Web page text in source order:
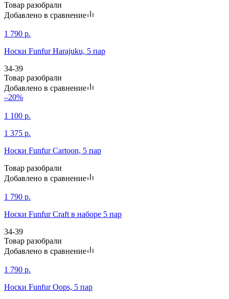
Товар разобрали
Добавлено в сравнение
1 790 р.
Носки Funfur Harajuku, 5 пар
34-39
Товар разобрали
Добавлено в сравнение
–20%
1 100 р.
1 375 р.
Носки Funfur Cartoon, 5 пар
Товар разобрали
Добавлено в сравнение
1 790 р.
Носки Funfur Craft в наборе 5 пар
34-39
Товар разобрали
Добавлено в сравнение
1 790 р.
Носки Funfur Oops, 5 пар